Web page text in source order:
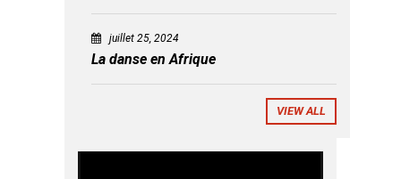
juillet 25, 2024
La danse en Afrique
VIEW ALL